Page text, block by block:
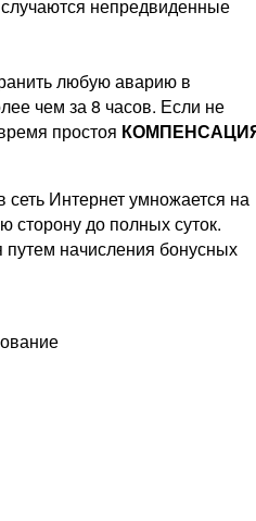
непредвиденные
любую аварию в
чем за 8 часов. Если не
простоя
сеть Интернет умножается на
сторону до полных суток.
начисления бонусных